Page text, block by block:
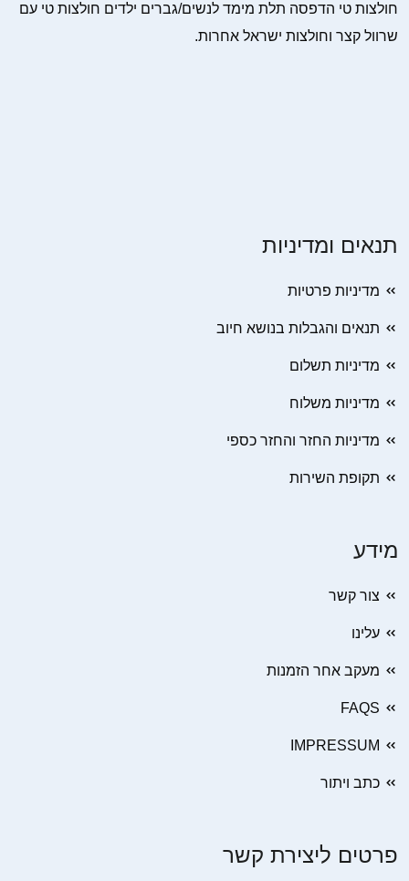
חולצות טי הדפסה תלת מימד לנשים/גברים ילדים חולצות טי עם
שרוול קצר וחולצות ישראל אחרות.
תנאים ומדיניות
מדיניות פרטיות
תנאים והגבלות בנושא חיוב
מדיניות תשלום
מדיניות משלוח
מדיניות החזר והחזר כספי
תקופת השירות
מידע
צור קשר
עלינו
מעקב אחר הזמנות
FAQS
IMPRESSUM
כתב ויתור
פרטים ליצירת קשר